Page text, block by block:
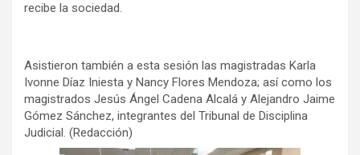
recibe la sociedad.
Asistieron también a esta sesión las magistradas Karla
Ivonne Díaz Iniesta y Nancy Flores Mendoza; así como los
magistrados Jesús Ángel Cadena Alcalá y Alejandro Jaime
Gómez Sánchez, integrantes del Tribunal de Disciplina
Judicial. (Redacción)